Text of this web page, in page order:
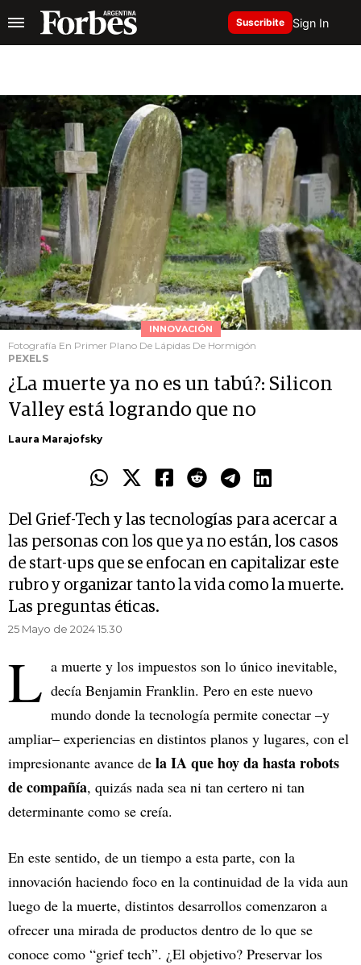
Suscribite Sign In
INNOVACIÓN
Fotografía En Primer Plano De Lápidas De Hormigón
PEXELS
¿La muerte ya no es un tabú?: Silicon
Valley está logrando que no
Laura Marajofsky
Del Grief-Tech y las tecnologías para acercar a
las personas con los que ya no están, los casos
de start-ups que se enfocan en capitalizar este
rubro y organizar tanto la vida como la muerte.
Las preguntas éticas.
25 Mayo de 2024 15.30
L a muerte y los impuestos son lo único inevitable,
decía Benjamin Franklin. Pero en este nuevo
mundo donde la tecnología permite conectar –y
ampliar– experiencias en distintos planos y lugares, con el
impresionante avance de la IA que hoy da hasta robots
de compañía, quizás nada sea ni tan certero ni tan
determinante como se creía.
En este sentido, de un tiempo a esta parte, con la
innovación haciendo foco en la continuidad de la vida aun
luego de la muerte, distintos desarrollos comenzaron a
ofrecer una mirada de productos dentro de lo que se
conoce como “grief tech”. ¿El objetivo? Preservar los